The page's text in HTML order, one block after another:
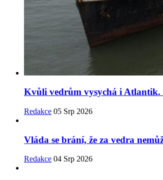
Kvůli vedrům vysychá i
Redakce 05 Srp 2026
Vláda se brání, že za vedra
Redakce 04 Srp 2026